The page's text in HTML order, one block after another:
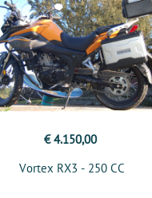
€ 4.150,00
Vortex RX3 - 250 CC